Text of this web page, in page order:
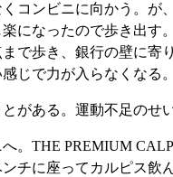
コンビニに向かう。
になったので歩き出す
で歩き、銀行の壁に
じで力が入らなくなる
がある。運動不足のせ
。THE PREMIUM
チに座ってカルピス飲